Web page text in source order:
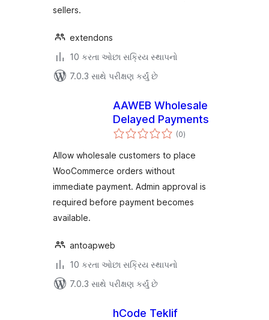
sellers.
extendons
10 કરતા ઓછા સક્રિય સ્થાપનો
7.0.3 સાથે પરીક્ષણ કર્યું છે
AAWEB Wholesale
Delayed Payments
(0કુલ
રેટિંગ્સ
)
Allow wholesale customers to place
WooCommerce orders without
immediate payment. Admin approval is
required before payment becomes
available.
antoapweb
10 કરતા ઓછા સક્રિય સ્થાપનો
7.0.3 સાથે પરીક્ષણ કર્યું છે
hCode Teklif